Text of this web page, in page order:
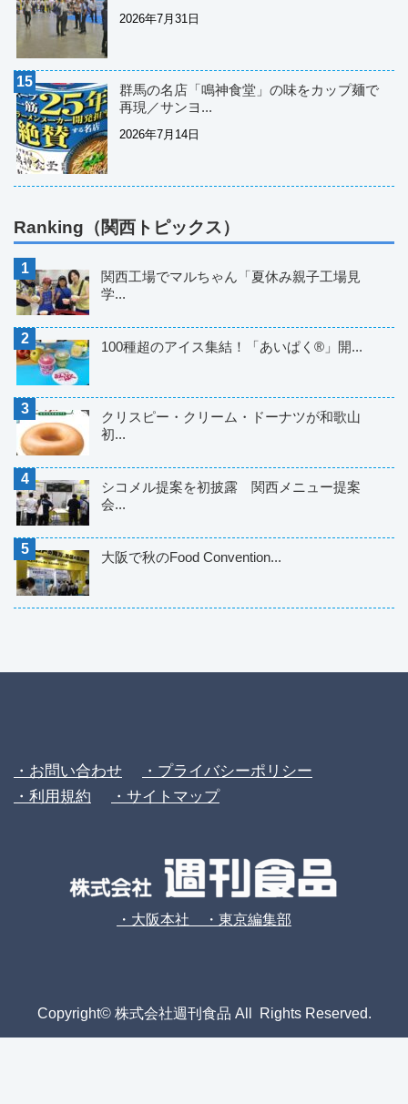
2026年7月31日
群馬の名店「鳴神食堂」の味をカップ麺で
再現／サンヨ...
2026年7月14日
Ranking（関西トピックス）
関西工場でマルちゃん「夏休み親子工場見
学...
100種超のアイス集結！「あいぱく®」開...
クリスピー・クリーム・ドーナツが和歌山
初...
シコメル提案を初披露 関西メニュー提案
会...
大阪で秋のFood Convention...
・お問い合わせ
・プライバシーポリシー
・利用規約
・サイトマップ
・大阪本社 ・東京編集部
Copyright© 株式会社週刊食品 All Rights Reserved.